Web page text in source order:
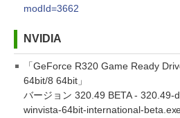
modId=3662
NVIDIA
「GeForce R320 Game Ready
64bit/8 64bit」
バージョン 320.49 BETA - 320.49-
winvista-64bit-international-